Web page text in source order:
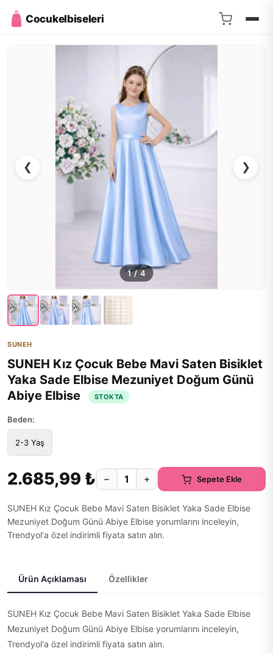
Cocukelbiseleri
❮ ❯
1/4
SUNEH
SUNEH Kız Çocuk Bebe Mavi Saten Bisiklet
Yaka Sade Elbise Mezuniyet Doğum Günü
Abiye Elbise
STOKTA
Beden:
2-3 Yaş
2.685,99 ₺ − + Sepete Ekle
SUNEH Kız Çocuk Bebe Mavi Saten Bisiklet Yaka Sade Elbise
Mezuniyet Doğum Günü Abiye Elbise yorumlarını inceleyin,
Trendyol'a özel indirimli fiyata satın alın.
Ürün Açıklaması Özellikler
SUNEH Kız Çocuk Bebe Mavi Saten Bisiklet Yaka Sade Elbise
Mezuniyet Doğum Günü Abiye Elbise yorumlarını inceleyin,
Trendyol'a özel indirimli fiyata satın alın.